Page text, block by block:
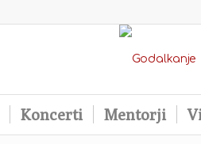
Koncerti Mentorji